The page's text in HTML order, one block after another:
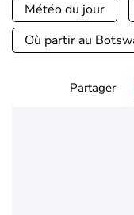
Météo du jour
Où partir au
Partager